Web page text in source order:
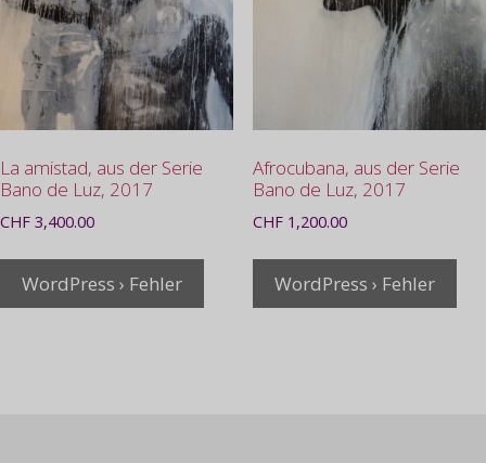
La amistad, aus der Serie
Bano de Luz, 2017
CHF 3,400.00
WordPress › Fehler
Afrocubana, aus der Serie
Bano de Luz, 2017
CHF1,200.00
WordPress › Fehler